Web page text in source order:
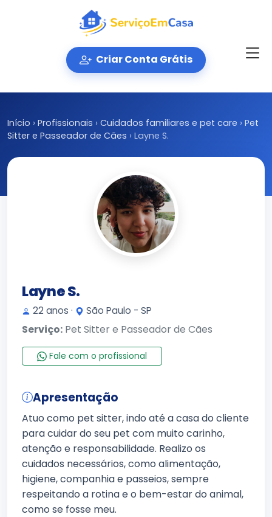
Criar Conta Grátis
Início › Profissionais › Cuidados familiares e pet care › Pet
Sitter e Passeador de Cães › Layne S.
Layne S.
22 anos · São Paulo - SP
Serviço: Pet Sitter e Passeador de Cães
Fale com o profissional
Apresentação
Atuo como pet sitter, indo até a casa do cliente
para cuidar do seu pet com muito carinho,
atenção e responsabilidade. Realizo os
cuidados necessários, como alimentação,
higiene, companhia e passeios, sempre
respeitando a rotina e o bem-estar do animal,
como se fosse meu.